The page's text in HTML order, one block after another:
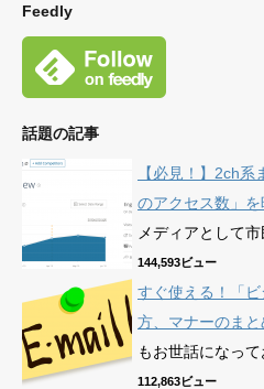
Feedly
話題の記事
【必見！】2ch
のアクセス数」を
メディアとして
144,593ビュー
すぐ使える！「
方、マナーのまと
もお世話になって
112,863ビュー